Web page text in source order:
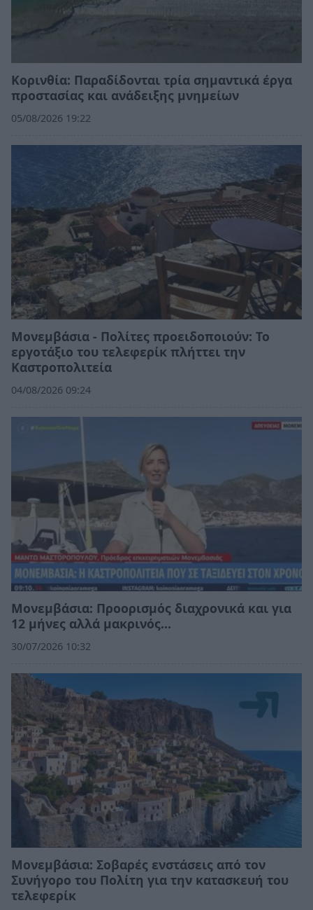
Κορινθία: Παραδίδονται τρία σημαντικά έργα
προστασίας και ανάδειξης μνημείων
05/08/2026 19:22
Μονεμβάσια - Πολίτες προειδοποιούν: Το
εργοτάξιο του τελεφερίκ πλήττει την
Καστροπολιτεία
04/08/2026 09:24
Μονεμβάσια: Προορισμός διαχρονικά και για
12 μήνες αλλά μακρινός…
30/07/2026 10:32
Moνεμβάσια: Σοβαρές ενστάσεις από τον
Συνήγορο του Πολίτη για την κατασκευή του
τελεφερίκ